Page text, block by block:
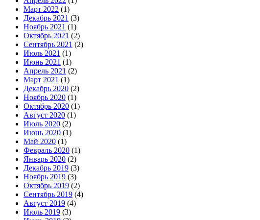
Март 2022 (1)
Декабрь 2021 (3)
Ноябрь 2021 (1)
Октябрь 2021 (2)
Сентябрь 2021 (2)
Июль 2021 (1)
Июнь 2021 (1)
Апрель 2021 (2)
Март 2021 (1)
Декабрь 2020 (2)
Ноябрь 2020 (1)
Октябрь 2020 (1)
Август 2020 (1)
Июль 2020 (2)
Июнь 2020 (1)
Май 2020 (1)
Февраль 2020 (1)
Январь 2020 (2)
Декабрь 2019 (3)
Ноябрь 2019 (3)
Октябрь 2019 (2)
Сентябрь 2019 (4)
Август 2019 (4)
Июль 2019 (3)